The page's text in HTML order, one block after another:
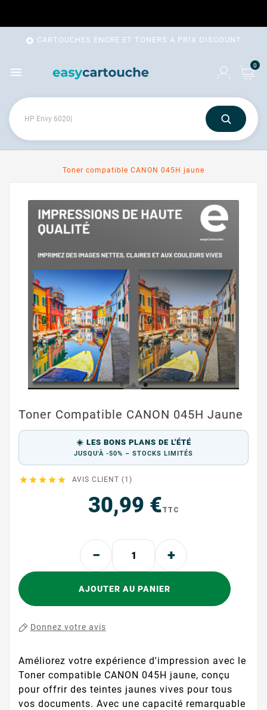
 CARTOUCHES ENCRE ET TONERS A PRIX DISCOUNT
 0
Toner compatible CANON 045H jaune
Toner Compatible CANON 045H Jaune
☀️ LES BONS PLANS DE L'ÉTÉ
JUSQU'À -50% – STOCKS LIMITÉS
     AVIS CLIENT (1)
30,99 €TTC
AJOUTER AU PANIER
Donnez votre avis
Améliorez votre expérience d'impression avec le
Toner compatible CANON 045H jaune, conçu
pour offrir des teintes jaunes vives pour tous
vos documents. Avec une capacité remarquable